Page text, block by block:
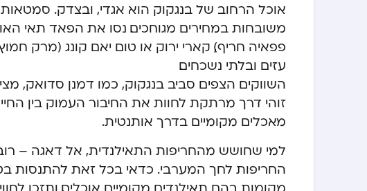
אוכל הרחוב של בנגקוק הוא אגדי, ובצדק.
משובחות במחירים מגוחכים. נסו את הפאד תאי
פפאיה חריף), קארי ירוק או טום יאם קונג (מרק
עזים ובלתי נשכחים.
השווקים הצפים סביב בנגקוק, כמו דמנן סדואק,
זוהי דרך מרתקת לחוות את החיבור העמוק בין
מאכלים מקומיים בדרך אותנטית.
למי שחושש מהחריפות התאילנדית, אל דאגה –
החריפות לחך המערבי. כדאי בכל זאת להתנסות
מקומות בהם תאילנדים מקומיים אוכלים, ותזכו